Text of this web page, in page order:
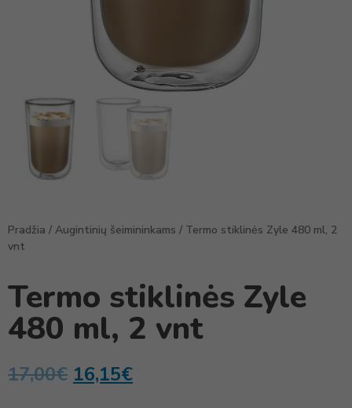
Pradžia / Augintinių šeimininkams / Termo stiklinės Zyle 480 ml, 2
vnt
Termo stiklinės Zyle
480 ml, 2 vnt
17,00€ 16,15€